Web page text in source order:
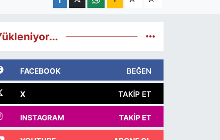
FACEBOOK BEĞEN
X TAKIP ET
INSTAGRAM TAKIP ET